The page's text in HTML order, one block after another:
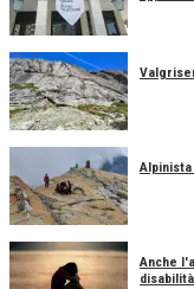
Anche
disabilità